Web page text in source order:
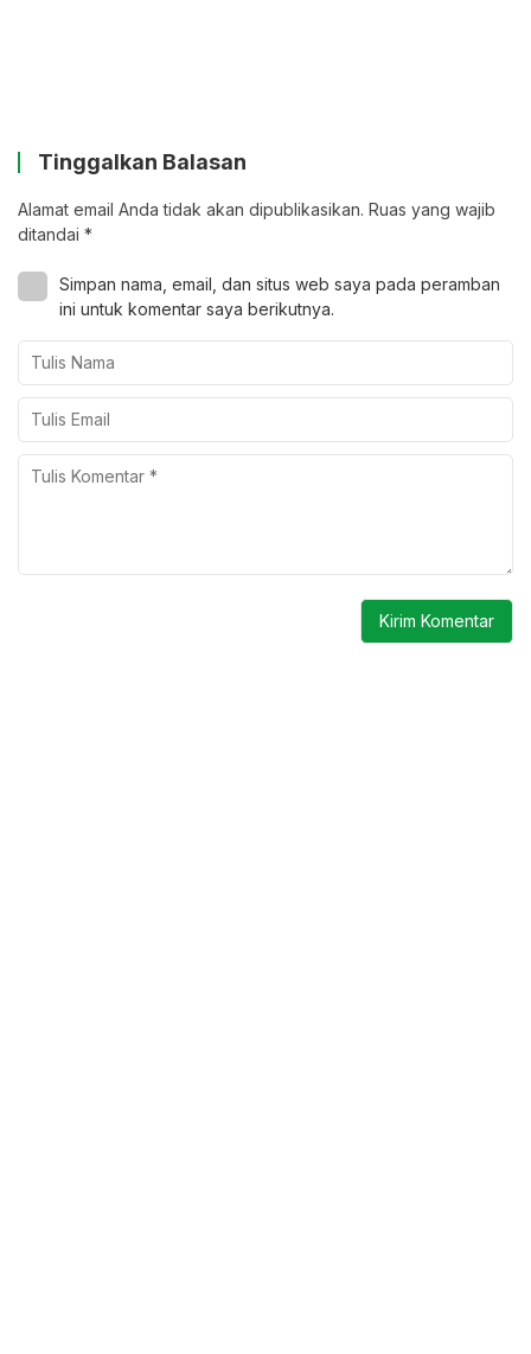
Tinggalkan Balasan
Alamat email Anda tidak akan dipublikasikan. Ruas yang wajib
ditandai *
Simpan nama, email, dan situs web saya pada peramban
ini untuk komentar saya berikutnya.